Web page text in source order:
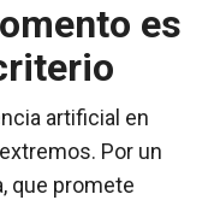
es
artificial en
Por un
que promete